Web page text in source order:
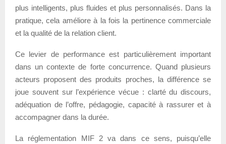
plus intelligents, plus fluides et plus personnalisés. Dans la
pratique, cela améliore à la fois la pertinence commerciale
et la qualité de la relation client.
Ce levier de performance est particulièrement important
dans un contexte de forte concurrence. Quand plusieurs
acteurs proposent des produits proches, la différence se
joue souvent sur l’expérience vécue : clarté du discours,
adéquation de l’offre, pédagogie, capacité à rassurer et à
accompagner dans la durée.
La réglementation MIF 2 va dans ce sens, puisqu’elle